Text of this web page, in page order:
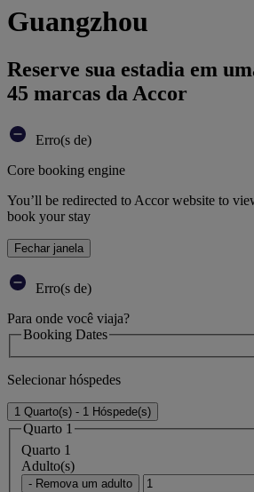
Guangzhou
Reserve sua estadia em
45 marcas da Accor
Erro(s de)
Core booking engine
You’ll be redirected to Accor website to
book your stay
Fechar janela
Erro(s de)
Para onde você viaja?
Booking Dates
Selecionar hóspedes
1 Quarto(s) - 1 Hóspede(s)
Quarto 1
Quarto 1
Adulto(s)
- Remova um adulto